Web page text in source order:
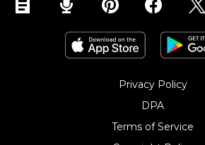
Privacy Policy
DPA
Terms of Service